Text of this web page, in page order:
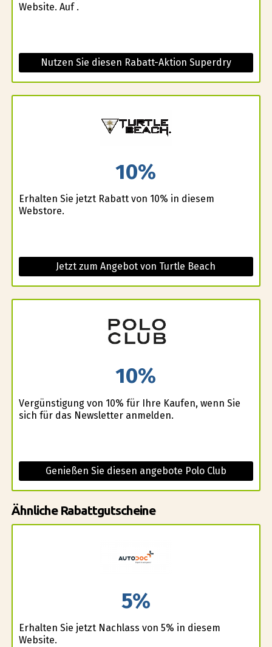
Website. Auf .
Nutzen Sie diesen Rabatt-Aktion Superdry
10%
Erhalten Sie jetzt Rabatt von 10% in diesem
Webstore.
Jetzt zum Angebot von Turtle Beach
10%
Vergünstigung von 10% für Ihre Kaufen, wenn Sie
sich für das Newsletter anmelden.
Genießen Sie diesen angebote Polo Club
Ähnliche Rabattgutscheine
5%
Erhalten Sie jetzt Nachlass von 5% in diesem
Website.